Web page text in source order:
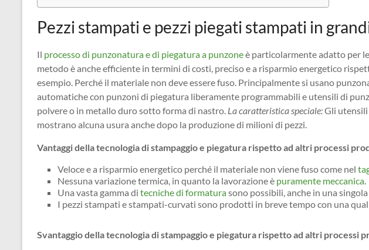
Pezzi stampati e pezzi piegati stampati in
Il processo di punzonatura e di piegatura a punzoneè particolarmente adatto per le
metodo è anche efficiente in termini di costi, preciso e a risparmio energetico
esempio. Perché il materiale non deve essere fuso. Principalmente si usano
automatiche con punzoni di piegatura liberamente programmabili e utensili di
polvere o in metallo duro sotto forma di nastro. La caratteristica speciale:Gli
mostrano alcuna usura anche dopo la produzione di milioni di pezzi.
Vantaggi della tecnologia di stampaggio e piegatura rispetto ad altri processi
Veloce e a risparmio energetico perché il materiale non viene fuso come nel
Nessuna variazione termica, in quanto la lavorazione è puramente meccanica.
Una vasta gamma di tecniche di formaturasono possibili, anche in una
I pezzi stampati e stampati-curvati sono prodotti in breve tempo con una
Svantaggio della tecnologia di stampaggio e piegatura rispetto ad altri processi